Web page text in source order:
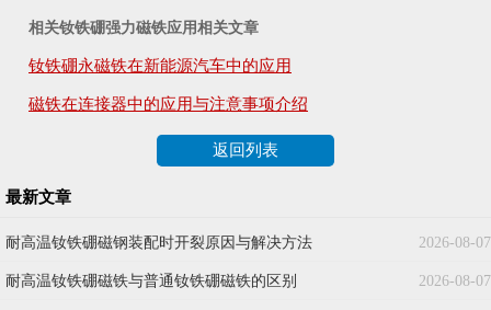
相关钕铁硼强力磁铁应用相关文章
钕铁硼永磁铁在新能源汽车中的应用
磁铁在连接器中的应用与注意事项介绍
返回列表
最新文章
2026-08-07
耐高温钕铁硼磁钢装配时开裂原因与解决方法
2026-08-07
耐高温钕铁硼磁铁与普通钕铁硼磁铁的区别